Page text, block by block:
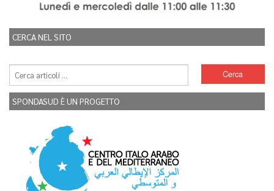
CERCA NEL SITO
SPONDASUD È UN PROGETTO